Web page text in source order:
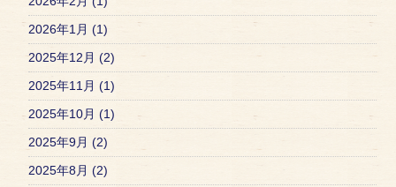
2026年1月 (1)
2025年12月 (2)
2025年11月 (1)
2025年10月 (1)
2025年9月 (2)
2025年8月 (2)